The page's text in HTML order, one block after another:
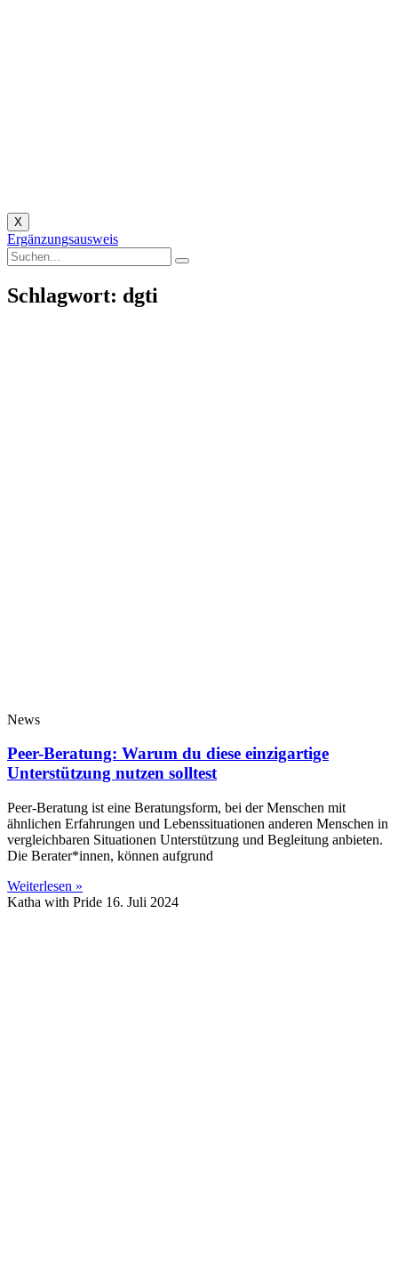
X
Ergänzungsausweis
Schlagwort: dgti
News
Peer-Beratung: Warum du diese einzigartige
Unterstützung nutzen solltest
Peer-Beratung ist eine Beratungsform, bei der Menschen mit
ähnlichen Erfahrungen und Lebenssituationen anderen Menschen in
vergleichbaren Situationen Unterstützung und Begleitung anbieten.
Die Berater*innen, können aufgrund
Weiterlesen »
Katha with Pride 16. Juli 2024